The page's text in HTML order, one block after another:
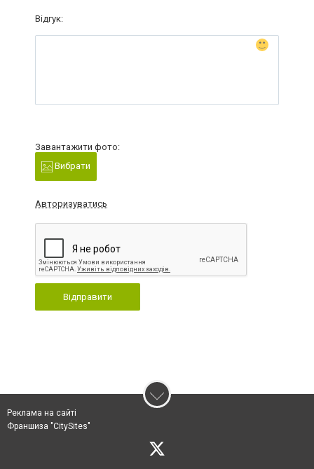
Відгук:
Завантажити фото:
Вибрати
Авторизуватись
Відправити
Реклама на сайті
Франшиза "CitySites"